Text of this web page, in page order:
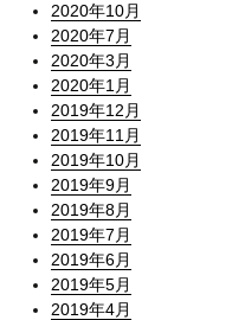
2020年10月
2020年7月
2020年3月
2020年1月
2019年12月
2019年11月
2019年10月
2019年9月
2019年8月
2019年7月
2019年6月
2019年5月
2019年4月